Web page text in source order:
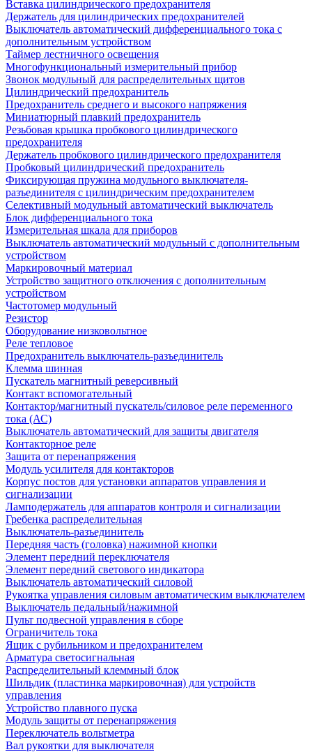
Вставка цилиндрического предохранителя
Держатель для цилиндрических предохранителей
Выключатель автоматический дифференциального тока с
дополнительным устройством
Таймер лестничного освещения
Многофункциональный измерительный прибор
Звонок модульный для распределительных щитов
Цилиндрический предохранитель
Предохранитель среднего и высокого напряжения
Миниатюрный плавкий предохранитель
Резьбовая крышка пробкового цилиндрического
предохранителя
Держатель пробкового цилиндрического предохранителя
Пробковый цилиндрический предохранитель
Фиксирующая пружина модульного выключателя-
разъединителя с цилиндрическим предохранителем
Селективный модульный автоматический выключатель
Блок дифференциального тока
Измерительная шкала для приборов
Выключатель автоматический модульный с дополнительным
устройством
Маркировочный материал
Устройство защитного отключения с дополнительным
устройством
Частотомер модульный
Резистор
Оборудование низковольтное
Реле тепловое
Предохранитель выключатель-разъединитель
Клемма шинная
Пускатель магнитный реверсивный
Контакт вспомогательный
Контактор/магнитный пускатель/силовое реле переменного
тока (АС)
Выключатель автоматический для защиты двигателя
Контакторное реле
Защита от перенапряжения
Модуль усилителя для контакторов
Корпус постов для установки аппаратов управления и
сигнализации
Ламподержатель для аппаратов контроля и сигнализации
Гребенка распределительная
Выключатель-разъединитель
Передняя часть (головка) нажимной кнопки
Элемент передний переключателя
Элемент передний светового индикатора
Выключатель автоматический силовой
Рукоятка управления силовым автоматическим выключателем
Выключатель педальный/нажимной
Пульт подвесной управления в сборе
Ограничитель тока
Ящик с рубильником и предохранителем
Арматура светосигнальная
Распределительный клеммный блок
Шильдик (пластинка маркировочная) для устройств
управления
Устройство плавного пуска
Модуль защиты от перенапряжения
Переключатель вольтметра
Вал рукоятки для выключателя